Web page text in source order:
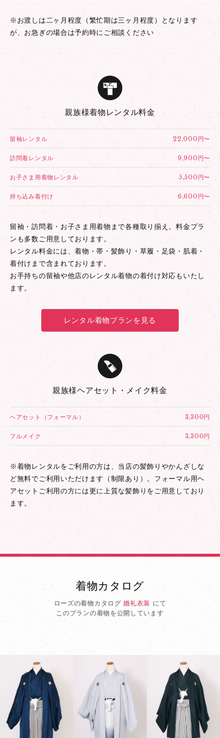
※お渡しは二ヶ月程度（繁忙期は三ヶ月程度）となります
が、お急ぎの場合は予約時にご相談ください
親族様着物レンタル料金
留袖レンタル 22,000円〜
訪問着レンタル 9,900円〜
お子さま用着物レンタル 5,500円〜
持ち込み着付け 6,600円〜
留袖・訪問着・お子さま用着物まで各種取り揃え。料金プラ
ンも多数ご用意しております。
レンタル料金には、着物・帯・髪飾り・草履・足袋・肌着・
着付けまで含まれております。
お手持ちの留袖や他店のレンタル着物の着付け対応もいたし
ます。
レンタル着物プランを見る
親族様ヘアセット・メイク料金
ヘアセット（フォーマル） 3,300円
フルメイク 3,300円
※着物レンタルをご利用の方は、当店の髪飾りやかんざしな
ど無料でご利用いただけます（制限あり）。フォーマル用ヘ
アセットご利用の方には更に上質な髪飾りをご用意しており
ます。
着物カタログ
ローズの着物カタログ婚礼衣装 にて
このプランの着物を公開しています